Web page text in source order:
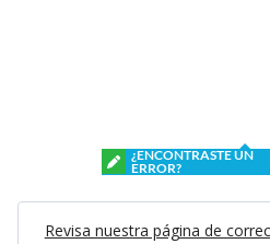
¿ENCONTRASTE UN
ERROR?
Revisa nuestra página de